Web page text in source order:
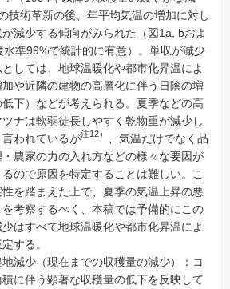
技術革新の後、年平均気温の増加に対し
減少する傾向がみられた（図1a, bおよ
準99%で統計的に有意）。単収が減少
しては、地球温暖化や都市化昇温によ
や近隣の建物の高層化に伴う日陰の増
下）などが考えられる。夏季などの高
ナは軟弱徒長しやすく乾物重が減少し
われているが注12）
、気温だけでなく品
農家の力の入れ方などの様々な要因が
ので原因を特定することは難しい。こ
を踏まえた上で、夏季の気温上昇の悪
考察するべく、本稿では予備的にこの
はすべて地球温暖化や都市化昇温によ
する。
減少（現在までの収穫量の減少）：コ
に伴う顕著な収穫量の低下を反映して